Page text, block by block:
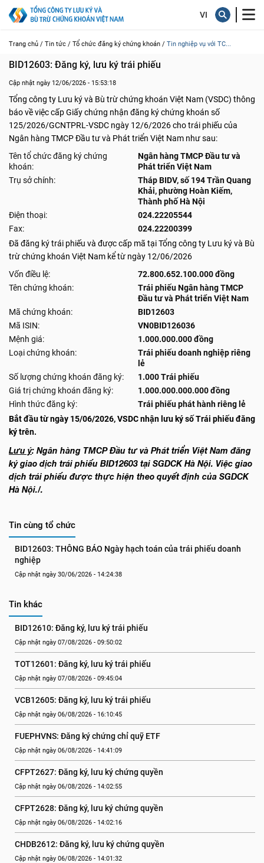
Trang chủ / Tin tức / Tổ chức đăng ký chứng khoán / Tin nghiệp vụ với TC...
BID12603: Đăng ký, lưu ký trái phiếu
Cập nhật ngày 12/06/2026 - 15:53:18
Tổng công ty Lưu ký và Bù trừ chứng khoán Việt Nam (VSDC) thông
báo về việc cấp Giấy chứng nhận đăng ký chứng khoán số
125/2026/GCNTPRL-VSDC ngày 12/6/2026 cho trái phiếu của
Ngân hàng TMCP Đầu tư và Phát triển Việt Nam như sau:
Tên tổ chức đăng ký chứng
khoán:
Ngân hàng TMCP Đầu tư và
Phát triển Việt Nam
Trụ sở chính:
Tháp BIDV, số 194 Trần Quang
Khải, phường Hoàn Kiếm,
Thành phố Hà Nội
Điện thoại:
024.22205544
Fax:
024.22200399
Đã đăng ký trái phiếu và được cấp mã tại Tổng công ty Lưu ký và Bù
trừ chứng khoán Việt Nam kể từ ngày 12/06/2026
Vốn điều lệ:
72.800.652.100.000 đồng
Tên chứng khoán:
Trái phiếu Ngân hàng TMCP
Đầu tư và Phát triển Việt Nam
Mã chứng khoán:
BID12603
Mã ISIN:
VN0BID126036
Mệnh giá:
1.000.000.000 đồng
Loại chứng khoán:
Trái phiếu doanh nghiệp riêng
lẻ
Số lượng chứng khoán đăng ký:
1.000 Trái phiếu
Giá trị chứng khoán đăng ký:
1.000.000.000.000 đồng
Hình thức đăng ký:
Trái phiếu phát hành riêng lẻ
Bắt đầu từ ngày 15/06/2026, VSDC nhận lưu ký số Trái phiếu đăng
ký trên.
Lưu ý: Ngân hàng TMCP Đầu tư và Phát triển Việt Nam đăng
ký giao dịch trái phiếu BID12603 tại SGDCK Hà Nội. Việc giao
dịch trái phiếu được thực hiện theo quyết định của SGDCK
Hà Nội./.
Tin cùng tổ chức
BID12603: THÔNG BÁO Ngày hạch toán của trái phiếu doanh
nghiệp
Cập nhật ngày 30/06/2026 - 14:24:38
Tin khác
BID12610: Đăng ký, lưu ký trái phiếu
Cập nhật ngày 07/08/2026 - 09:50:02
TOT12601: Đăng ký, lưu ký trái phiếu
Cập nhật ngày 07/08/2026 - 09:45:04
VCB12605: Đăng ký, lưu ký trái phiếu
Cập nhật ngày 06/08/2026 - 16:10:45
FUEPHVNS: Đăng ký chứng chỉ quỹ ETF
Cập nhật ngày 06/08/2026 - 14:41:09
CFPT2627: Đăng ký, lưu ký chứng quyền
Cập nhật ngày 06/08/2026 - 14:02:55
CFPT2628: Đăng ký, lưu ký chứng quyền
Cập nhật ngày 06/08/2026 - 14:02:16
CHDB2612: Đăng ký, lưu ký chứng quyền
Cập nhật ngày 06/08/2026 - 14:01:32